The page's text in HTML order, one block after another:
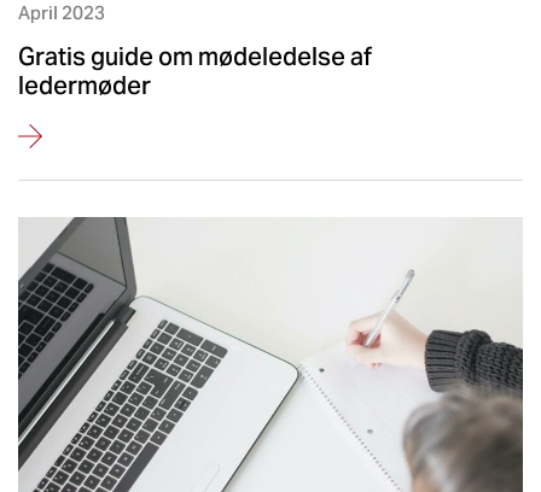
April 2023
Gratis guide om mødeledelse af
ledermøder